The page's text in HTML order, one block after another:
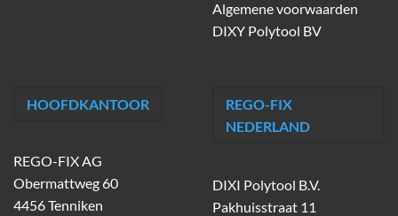
Algemene voorwaarden
DIXY Polytool BV
HOOFDKANTOOR
REGO-FIX AG
Obermattweg 60
4456 Tenniken
REGO-FIX
NEDERLAND
DIXI Polytool B.V.
Pakhuisstraat 11